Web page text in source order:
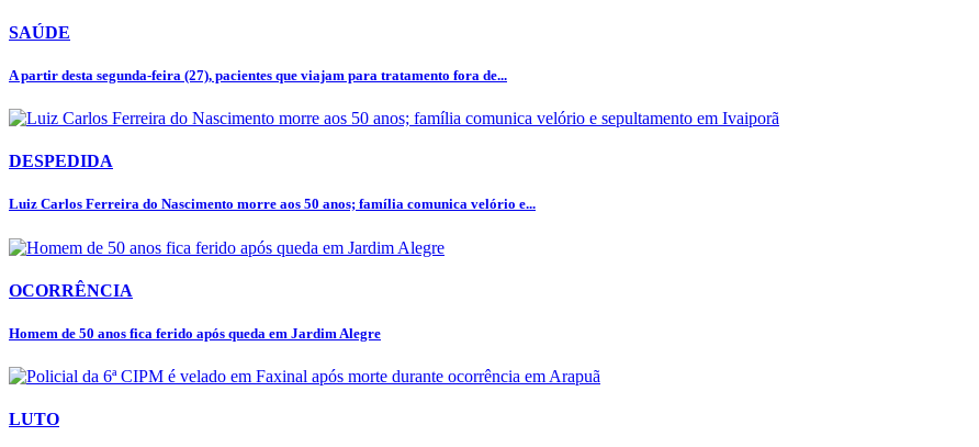
SAÚDE
A partir desta segunda-feira (27), pacientes que viajam para tratamento fora de...
DESPEDIDA
Luiz Carlos Ferreira do Nascimento morre aos 50 anos; família comunica velório e...
OCORRÊNCIA
Homem de 50 anos fica ferido após queda em Jardim Alegre
LUTO